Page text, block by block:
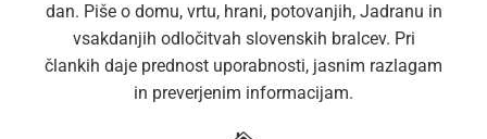
dan. Piše o domu, vrtu, hrani, potovanjih, Jadranu in
vsakdanjih odločitvah slovenskih bralcev. Pri
člankih daje prednost uporabnosti, jasnim razlagam
in preverjenim informacijam.